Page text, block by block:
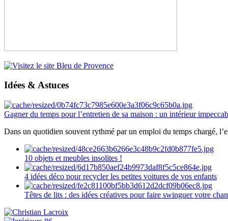
Idées & Astuces
Gagner du temps pour l’entretien de sa maison : un intérieur
Dans un quotidien souvent rythmé par un emploi du temps chargé,
10 objets et meubles insolites !
4 idées déco pour recycler les petites voitures de vos enfants
Têtes de lits : des idées créatives pour faire swinguer votre